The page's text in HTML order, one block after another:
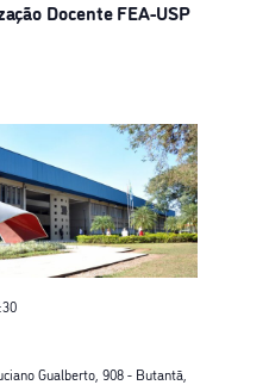
u
i
s
a
Docente FEA-USP
Gualberto, 908 - Butantã,